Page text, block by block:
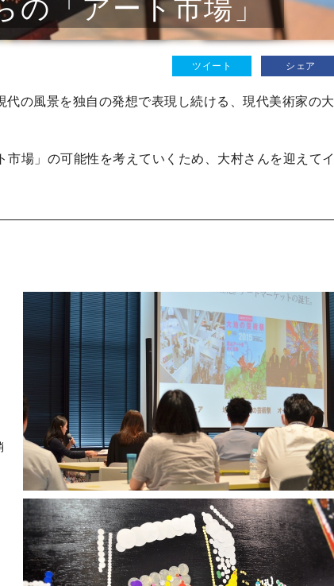
「アート市場」
ツイート シェア
の風景を独自の発想で表現し続ける、現代美術家の大
場」の可能性を考えていくため、大村さんを迎えてイ